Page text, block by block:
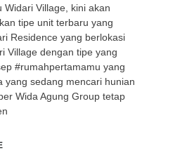
Widari Village, kini akan
tipe unit terbaru yang
Residence yang berlokasi
Village dengan tipe yang
#rumahpertamamu yang
yang sedang mencari hunian
Wida Agung Group tetap